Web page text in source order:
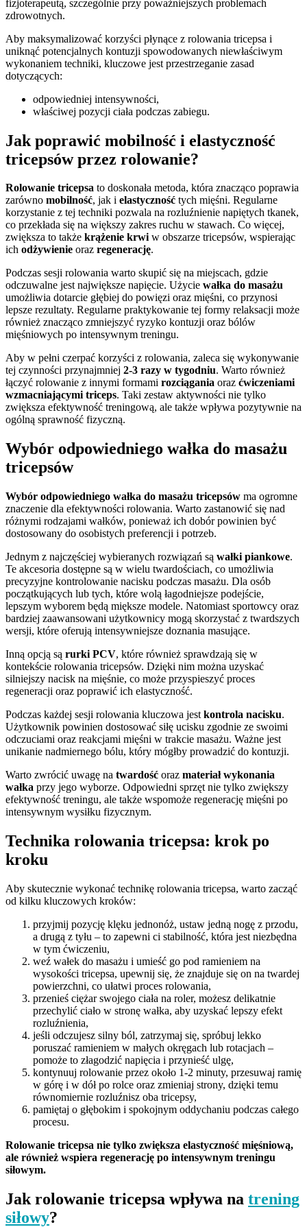
fizjoterapeutą, szczególnie przy poważniejszych problemach
zdrowotnych.
Aby maksymalizować korzyści płynące z rolowania tricepsa i
uniknąć potencjalnych kontuzji spowodowanych niewłaściwym
wykonaniem techniki, kluczowe jest przestrzeganie zasad
dotyczących:
odpowiedniej intensywności,
właściwej pozycji ciała podczas zabiegu.
Jak poprawić mobilność i elastyczność
tricepsów przez rolowanie?
Rolowanie tricepsa to doskonała metoda, która znacząco poprawia
zarówno mobilność, jak i elastyczność tych mięśni. Regularne
korzystanie z tej techniki pozwala na rozluźnienie napiętych tkanek,
co przekłada się na większy zakres ruchu w stawach. Co więcej,
zwiększa to także krążenie krwiw obszarze tricepsów, wspierając
ich odżywienie oraz regenerację.
Podczas sesji rolowania warto skupić się na miejscach, gdzie
odczuwalne jest największe napięcie. Użycie wałka do masażu
umożliwia dotarcie głębiej do powięzi oraz mięśni, co przynosi
lepsze rezultaty. Regularne praktykowanie tej formy relaksacji może
również znacząco zmniejszyć ryzyko kontuzji oraz bólów
mięśniowych po intensywnym treningu.
Aby w pełni czerpać korzyści z rolowania, zaleca się wykonywanie
tej czynności przynajmniej 2-3 razy w tygodniu. Warto również
łączyć rolowanie z innymi formami rozciągania oraz ćwiczeniami
wzmacniającymi triceps. Taki zestaw aktywności nie tylko
zwiększa efektywność treningową, ale także wpływa pozytywnie na
ogólną sprawność fizyczną.
Wybór odpowiedniego wałka do masażu
tricepsów
Wybór odpowiedniego wałka do masażu tricepsów ma ogromne
znaczenie dla efektywności rolowania. Warto zastanowić się nad
różnymi rodzajami wałków, ponieważ ich dobór powinien być
dostosowany do osobistych preferencji i potrzeb.
Jednym z najczęściej wybieranych rozwiązań są wałki piankowe.
Te akcesoria dostępne są w wielu twardościach, co umożliwia
precyzyjne kontrolowanie nacisku podczas masażu. Dla osób
początkujących lub tych, które wolą łagodniejsze podejście,
lepszym wyborem będą miększe modele. Natomiast sportowcy oraz
bardziej zaawansowani użytkownicy mogą skorzystać z twardszych
wersji, które oferują intensywniejsze doznania masujące.
Inną opcją są rurki PCV, które również sprawdzają się w
kontekście rolowania tricepsów. Dzięki nim można uzyskać
silniejszy nacisk na mięśnie, co może przyspieszyć proces
regeneracji oraz poprawić ich elastyczność.
Podczas każdej sesji rolowania kluczowa jest kontrola nacisku.
Użytkownik powinien dostosować siłę ucisku zgodnie ze swoimi
odczuciami oraz reakcjami mięśni w trakcie masażu. Ważne jest
unikanie nadmiernego bólu, który mógłby prowadzić do kontuzji.
Warto zwrócić uwagę na twardość oraz materiał wykonania
wałka przy jego wyborze. Odpowiedni sprzęt nie tylko zwiększy
efektywność treningu, ale także wspomoże regenerację mięśni po
intensywnym wysiłku fizycznym.
Technika rolowania tricepsa: krok po
kroku
Aby skutecznie wykonać technikę rolowania tricepsa, warto zacząć
od kilku kluczowych kroków:
przyjmij pozycję klęku jednonóż, ustaw jedną nogę z przodu,
a drugą z tyłu – to zapewni ci stabilność, która jest niezbędna
w tym ćwiczeniu,
weź wałek do masażu i umieść go pod ramieniem na
wysokości tricepsa, upewnij się, że znajduje się on na twardej
powierzchni, co ułatwi proces rolowania,
przenieś ciężar swojego ciała na roler, możesz delikatnie
przechylić ciało w stronę wałka, aby uzyskać lepszy efekt
rozluźnienia,
jeśli odczujesz silny ból, zatrzymaj się, spróbuj lekko
poruszać ramieniem w małych okręgach lub rotacjach –
pomoże to złagodzić napięcia i przynieść ulgę,
kontynuuj rolowanie przez około 1-2 minuty, przesuwaj ramię
w górę i w dół po rolce oraz zmieniaj strony, dzięki temu
równomiernie rozluźnisz oba tricepsy,
pamiętaj o głębokim i spokojnym oddychaniu podczas całego
procesu.
Rolowanie tricepsa nie tylko zwiększa elastyczność mięśniową,
ale również wspiera regenerację po intensywnym treningu
siłowym.
Jak rolowanie tricepsa wpływa na trening
siłowy?